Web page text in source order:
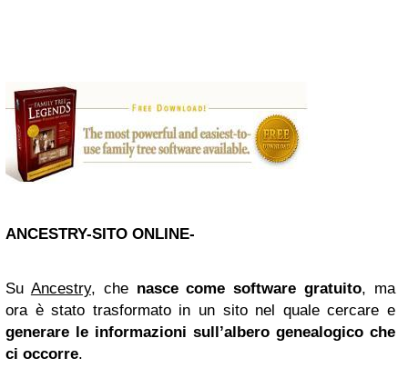
ANCESTRY-SITO ONLINE-
Su Ancestry, che nasce come software gratuito, ma
ora è stato trasformato in un sito nel quale cercare e
generare le informazioni sull’albero genealogico che
ci occorre.